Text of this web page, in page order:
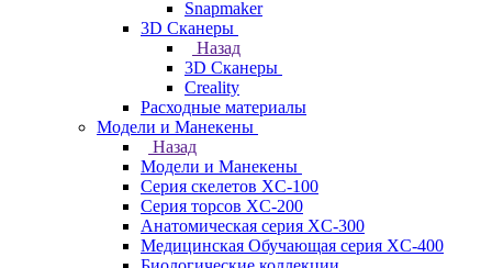
Snapmaker
3D Сканеры
Назад
3D Сканеры
Creality
Расходные материалы
Модели и Манекены
Назад
Модели и Манекены
Серия скелетов XC-100
Серия торсов XC-200
Анатомическая серия XC-300
Медицинская Обучающая серия XC-400